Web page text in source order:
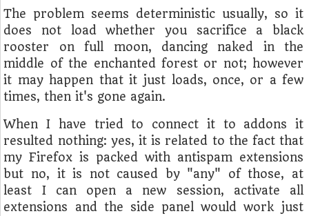
The problem seems deterministic usually, so it
does not load whether you sacrifice a black
rooster on full moon, dancing naked in the
middle of the enchanted forest or not; however
it may happen that it just loads, once, or a few
times, then it's gone again.
When I have tried to connect it to addons it
resulted nothing: yes, it is related to the fact that
my Firefox is packed with antispam extensions
but no, it is not caused by "any" of those, at
least I can open a new session, activate all
extensions and the side panel would work just